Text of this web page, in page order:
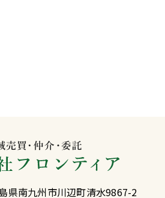
県南九州市川辺町清水9867-2